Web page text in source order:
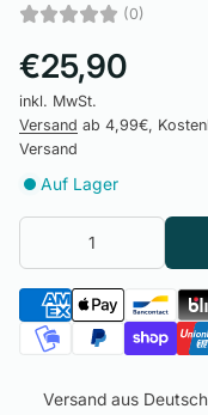
(0)
€25,90
inkl. MwSt.
Versand ab 4,99€,
Versand
Auf Lager
Versand aus